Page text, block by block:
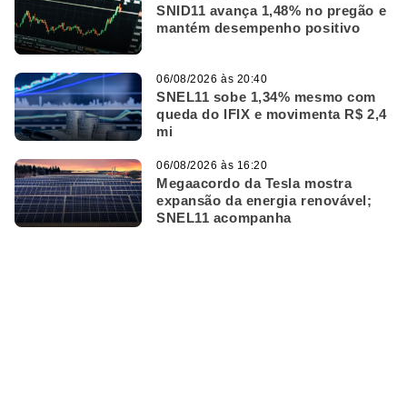
SNID11 avança 1,48% no pregão e
mantém desempenho positivo
SNEL11 sobe 1,34% mesmo com
queda do IFIX e movimenta R$ 2,4
mi
06/08/2026 às 20:40
Megaacordo da Tesla mostra
expansão da energia renovável;
SNEL11 acompanha
06/08/2026 às 16:20